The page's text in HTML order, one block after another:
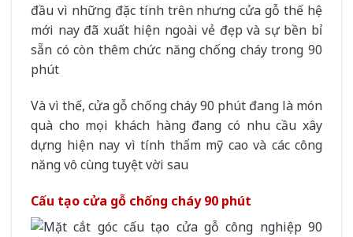
đầu vì những đặc tính trên nhưng cửa gỗ thế hệ
mới nay đã xuất hiện ngoài vẻ đẹp và sự bền bỉ
sẵn có còn thêm chức năng chống cháy trong 90
phút
Và vì thế, cửa gỗ chống cháy 90 phút đang là món
quà cho mọi khách hàng đang có nhu cầu xây
dựng hiện nay vì tính thẩm mỹ cao và các công
năng vô cùng tuyệt vời sau
Cấu tạo cửa gỗ chống cháy 90 phút